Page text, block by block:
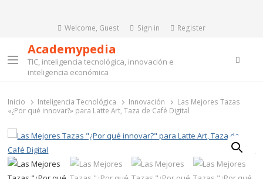
Welcome, Guest Sign in Register
Menu
Academypedia
TIC, inteligencia tecnológica, innovación e
inteligencia económica
Inicio Inteligencia Tecnológica Innovación
Las Mejores Tazas
«¿Por qué innovar?» para Latte Art, Taza de Café Digital